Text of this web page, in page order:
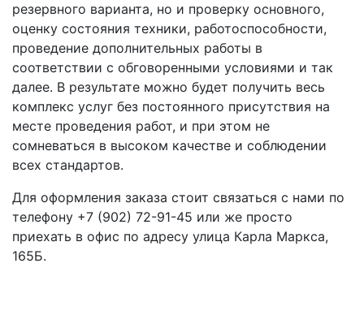
резервного варианта, но и проверку основного,
оценку состояния техники, работоспособности,
проведение дополнительных работы в
соответствии с обговоренными условиями и так
далее. В результате можно будет получить весь
комплекс услуг без постоянного присутствия на
месте проведения работ, и при этом не
сомневаться в высоком качестве и соблюдении
всех стандартов.
Для оформления заказа стоит связаться с нами по
телефону +7 (902) 72-91-45 или же просто
приехать в офис по адресу улица Карла Маркса,
165Б.